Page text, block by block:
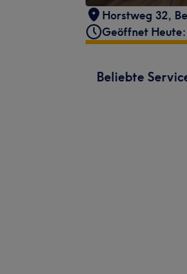
Horstweg 32,
Geöffnet Heute:
Beliebte